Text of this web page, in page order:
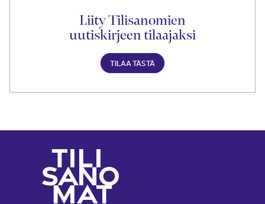
Liity Tilisanomien
uutiskirjeen tilaajaksi
TILAA TÄSTÄ